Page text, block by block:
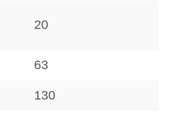
20
63
130